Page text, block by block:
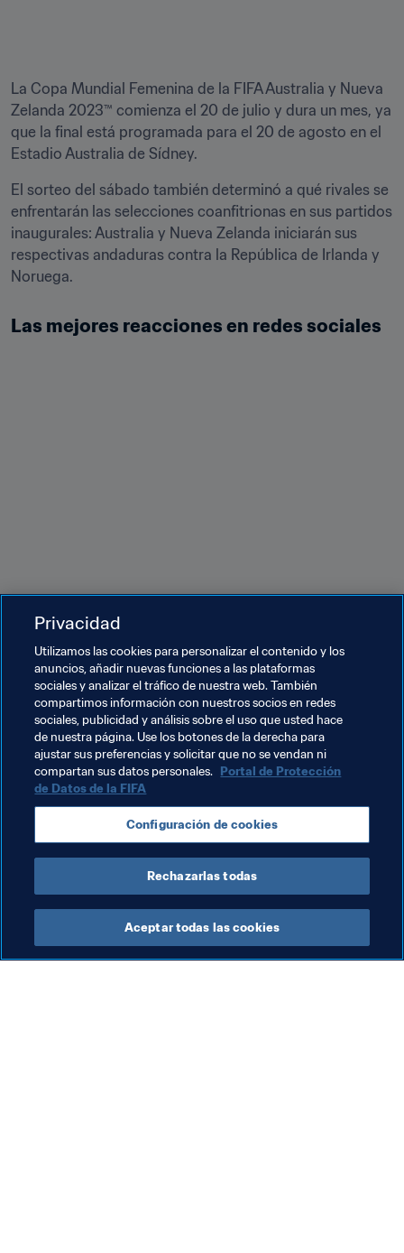
La Copa Mundial Femenina de la FIFA Australia y Nueva
Zelanda 2023™ comienza el 20 de julio y dura un mes, ya
que la final está programada para el 20 de agosto en el
Estadio Australia de Sídney.
El sorteo del sábado también determinó a qué rivales se
enfrentarán las selecciones coanfitrionas en sus partidos
inaugurales: Australia y Nueva Zelanda iniciarán sus
respectivas andaduras contra la República de Irlanda y
Noruega.
Las mejores reacciones en redes sociales
Temas relacionados
Presidente de la FIFA Organización
Organización
Copa Mundial Femenina de la FIFA 2023™
New Zealand OFC Australia AFC
Privacidad
Utilizamos las cookies para personalizar el contenido y los
anuncios, añadir nuevas funciones a las plataformas
sociales y analizar el tráfico de nuestra web. También
compartimos información con nuestros socios en redes
sociales, publicidad y análisis sobre el uso que usted hace
de nuestra página. Use los botones de la derecha para
ajustar sus preferencias y solicitar que no se vendan ni
compartan sus datos personales. Portal de Protección
de Datos de la FIFA
Configuración de cookies
Rechazarlas todas
Aceptar todas las cookies